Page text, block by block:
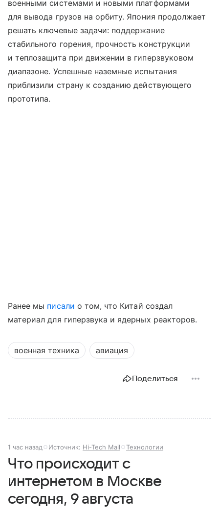
военными системами и новыми платформами
для вывода грузов на орбиту. Япония продолжает
решать ключевые задачи: поддержание
стабильного горения, прочность конструкции
и теплозащита при движении в гиперзвуковом
диапазоне. Успешные наземные испытания
приблизили страну к созданию действующего
прототипа.
Ранее мы писали о том, что Китай создал
материал для гиперзвука и ядерных реакторов.
военная техника авиация
Поделиться
1 час назад Источник: Hi-Tech Mail Технологии
Что происходит с
интернетом в Москве
сегодня, 9 августа